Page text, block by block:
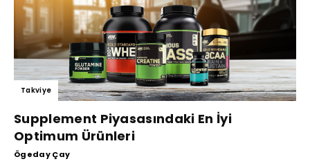
Takviye
Supplement Piyasasındaki En İyi
Optimum Ürünleri
Ögeday Çay